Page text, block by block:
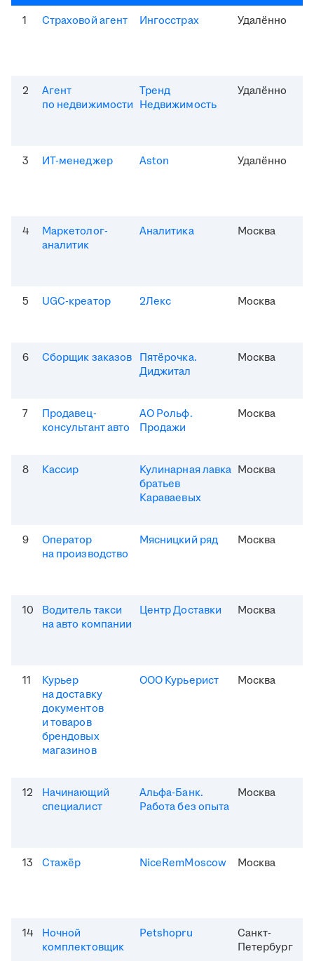
1 Страховой агент Ингосстрах Удалённо
2
Агент
по недвижимости
Тренд
Недвижимость
Удалённо
3 ИТ-менеджер Aston Удалённо
4
Маркетолог-
аналитик
Аналитика Москва
5 UGC-креатор 2Лекс Москва
6 Сборщик заказов Пятёрочка.
Диджитал
Москва
7
Продавец-
консультант авто
АО Рольф.
Продажи
Москва
8 Кассир
Кулинарная лавка
братьев
Караваевых
Москва
9
Оператор
на производство
Мясницкий ряд Москва
10
Водитель такси
на авто компании
Центр Доставки Москва
11
Курьер
на доставку
документов
и товаров
брендовых
магазинов
ООО Курьерист Москва
12
Начинающий
специалист
Альфа-Банк.
Работа без опыта
Москва
13 Стажёр NiceRemMoscow Москва
14
Ночной
комплектовщик
Petshopru
Санкт-
Петербург